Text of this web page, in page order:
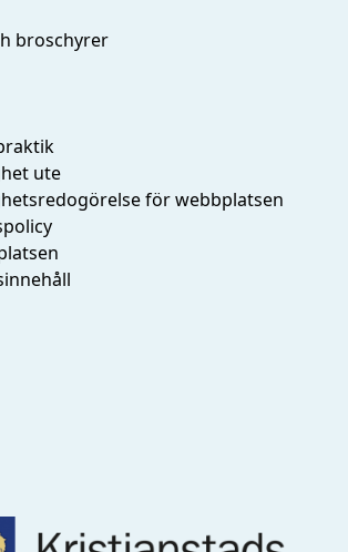
broschyrer
ute
för webbplatsen